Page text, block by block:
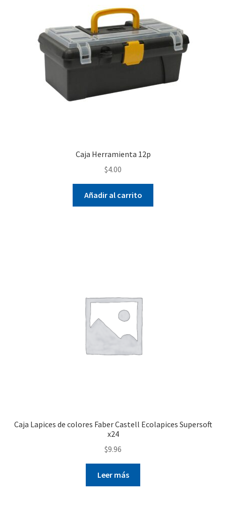
Caja Herramienta 12p
$4.00
Añadir al carrito
Caja Lapices de colores Faber Castell Ecolapices Supersoft
x24
$9.96
Leer más